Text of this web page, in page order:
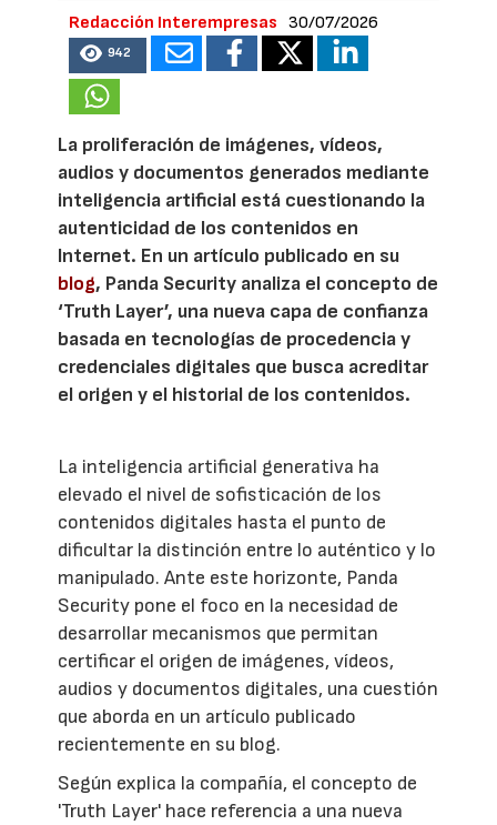
Redacción Interempresas 30/07/2026
942
La proliferación de imágenes, vídeos,
audios y documentos generados mediante
inteligencia artificial está cuestionando la
autenticidad de los contenidos en
Internet. En un artículo publicado en su
blog, Panda Security analiza el concepto de
‘Truth Layer’, una nueva capa de confianza
basada en tecnologías de procedencia y
credenciales digitales que busca acreditar
el origen y el historial de los contenidos.
La inteligencia artificial generativa ha
elevado el nivel de sofisticación de los
contenidos digitales hasta el punto de
dificultar la distinción entre lo auténtico y lo
manipulado. Ante este horizonte, Panda
Security pone el foco en la necesidad de
desarrollar mecanismos que permitan
certificar el origen de imágenes, vídeos,
audios y documentos digitales, una cuestión
que aborda en un artículo publicado
recientemente en su blog.
Según explica la compañía, el concepto de
'Truth Layer' hace referencia a una nueva